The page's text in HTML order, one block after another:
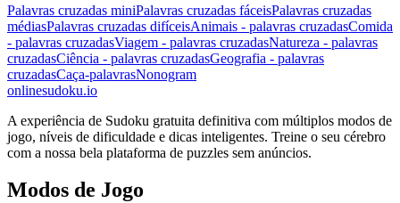
Palavras cruzadas miniPalavras cruzadas fáceisPalavras cruzadas
médiasPalavras cruzadas difíceisAnimais - palavras cruzadasComida
- palavras cruzadasViagem - palavras cruzadasNatureza - palavras
cruzadasCiência - palavras cruzadasGeografia - palavras
cruzadasCaça-palavrasNonogram
onlinesudoku.io
A experiência de Sudoku gratuita definitiva com múltiplos modos de
jogo, níveis de dificuldade e dicas inteligentes. Treine o seu cérebro
com a nossa bela plataforma de puzzles sem anúncios.
Modos de Jogo